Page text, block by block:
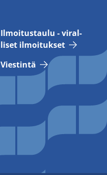
Il­moi­tus­tau­lu - vi­ral­
li­set il­moi­tuk­set
Vies­tin­tä